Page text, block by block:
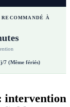
À
7 (Même fériés)
intervention